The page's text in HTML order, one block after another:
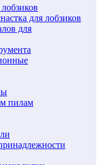
для лобзиков
для
пилам